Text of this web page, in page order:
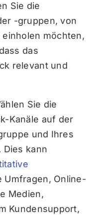
Sie die
-gruppen, von
möchten,
das
relevant und
Sie die
Kanäle auf der
und Ihres
Dies kann
Umfragen, Online-
Medien,
Kundensupport,